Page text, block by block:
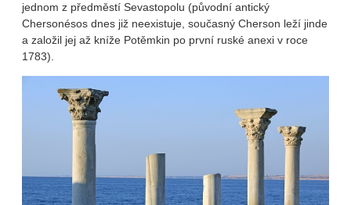
jednom z předměstí Sevastopolu (původní antický
Chersonésos dnes již neexistuje, současný Cherson leží jinde
a založil jej až kníže Potěmkin po první ruské anexi v roce
1783).